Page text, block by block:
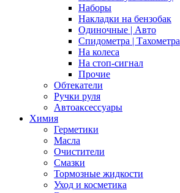
Наборы
Накладки на бензобак
Одиночные | Авто
Спидометра | Тахометра
На колеса
На стоп-сигнал
Прочие
Обтекатели
Ручки руля
Автоаксессуары
Химия
Герметики
Масла
Очистители
Смазки
Тормозные жидкости
Уход и косметика